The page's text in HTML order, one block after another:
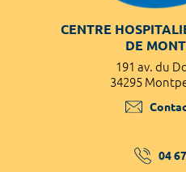
CENTRE
DE
191 av. du
34295
04